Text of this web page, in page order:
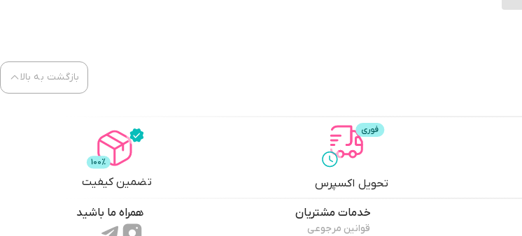
بازگشت به بالا
تحویل اکسپرس تضمین کیفیت
خدمات مشتریان
قوانین مرجوعی
همراه ما باشید